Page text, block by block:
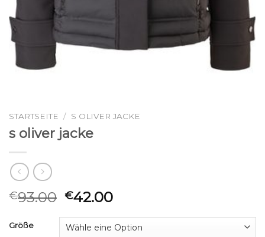
STARTSEITE / S OLIVER JACKE
s oliver jacke
€93.00 €42.00
Größe